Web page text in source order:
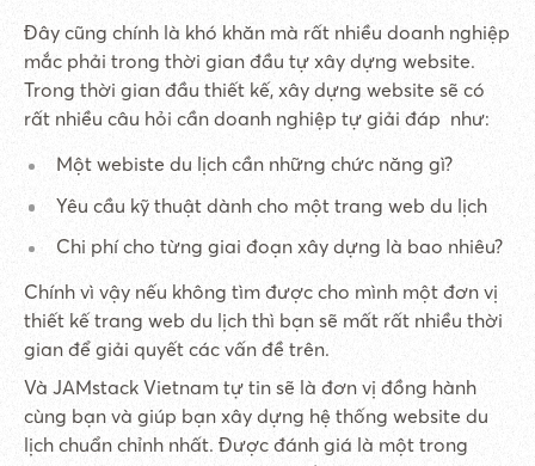
Đây cũng chính là khó khăn mà rất nhiều doanh nghiệp
mắc phải trong thời gian đầu tự xây dựng website.
Trong thời gian đầu thiết kế, xây dựng website sẽ có
rất nhiều câu hỏi cần doanh nghiệp tự giải đáp như:
Một webiste du lịch cần những chức năng gì?
Yêu cầu kỹ thuật dành cho một trang web du lịch
Chi phí cho từng giai đoạn xây dựng là bao nhiêu?
Chính vì vậy nếu không tìm được cho mình một đơn vị
thiết kế trang web du lịch thì bạn sẽ mất rất nhiều thời
gian để giải quyết các vấn đề trên.
Và JAMstack Vietnam tự tin sẽ là đơn vị đồng hành
cùng bạn và giúp bạn xây dựng hệ thống website du
lịch chuẩn chỉnh nhất. Được đánh giá là một trong